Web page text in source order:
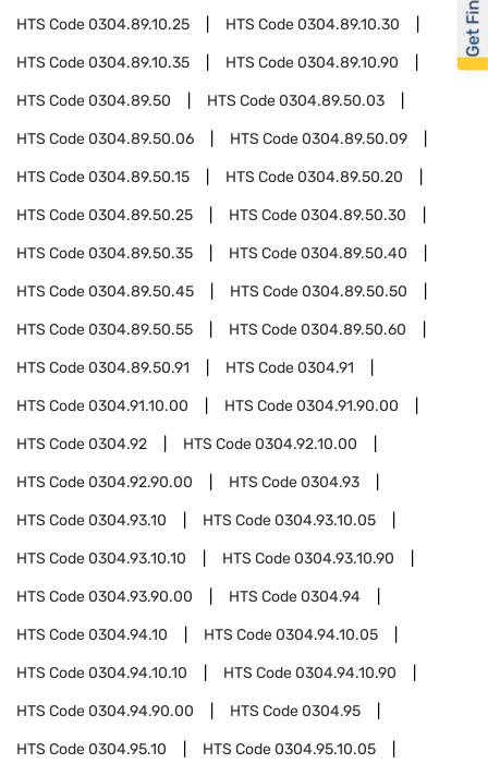
HTS Code0304.89.10.25 HTS Code0304.89.10.30
HTS Code0304.89.10.35 HTS Code0304.89.10.90
HTS Code0304.89.50 HTS Code0304.89.50.03
HTS Code0304.89.50.06 HTS Code0304.89.50.09
HTS Code0304.89.50.15 HTS Code0304.89.50.20
HTS Code0304.89.50.25 HTS Code0304.89.50.30
HTS Code0304.89.50.35 HTS Code0304.89.50.40
HTS Code0304.89.50.45 HTS Code0304.89.50.50
HTS Code0304.89.50.55 HTS Code0304.89.50.60
HTS Code0304.89.50.91 HTS Code0304.91
HTS Code0304.91.10.00 HTS Code0304.91.90.00
HTS Code0304.92 HTS Code0304.92.10.00
HTS Code0304.92.90.00 HTS Code0304.93
HTS Code0304.93.10 HTS Code0304.93.10.05
HTS Code0304.93.10.10 HTS Code0304.93.10.90
HTS Code0304.93.90.00 HTS Code0304.94
HTS Code0304.94.10 HTS Code0304.94.10.05
HTS Code0304.94.10.10 HTS Code0304.94.10.90
HTS Code0304.94.90.00 HTS Code0304.95
HTS Code0304.95.10 HTS Code0304.95.10.05